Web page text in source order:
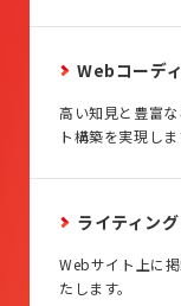
Webコーデ
高い知見と豊富
ト構築を実現しま
ライティン
Webサイト上に
たします。